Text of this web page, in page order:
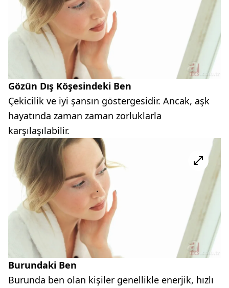
Gözün Dış Köşesindeki Ben
Çekicilik ve iyi şansın göstergesidir. Ancak, aşk
hayatında zaman zaman zorluklarla
karşılaşılabilir.
Burundaki Ben
Burunda ben olan kişiler genellikle enerjik, hızlı